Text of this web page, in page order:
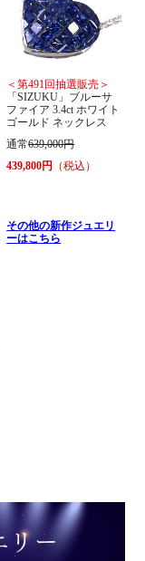
＜第491回抽選販売＞
「SIZUKU」ブルーサ
ファイア 3.4ct ホワイト
ゴールド ネックレス
通常639,000円
439,800円 （税込）
その他の新作ジュエリ
ーはこちら